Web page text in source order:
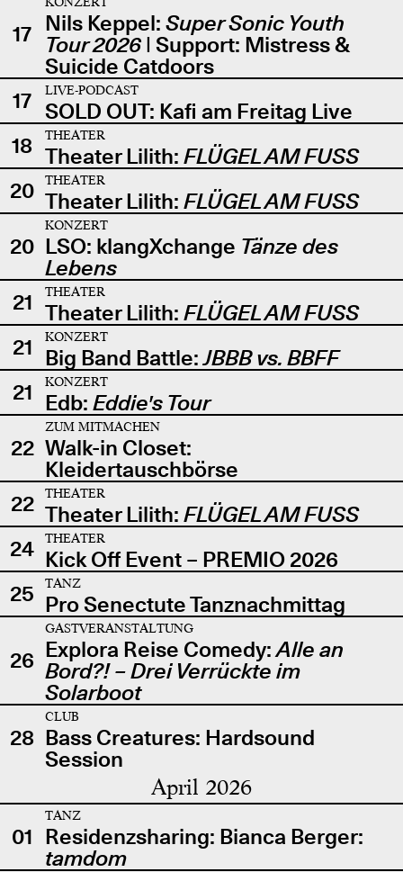
17 Nils Keppel: Super Sonic Youth
Tour 2026| Support: Mistress &
Suicide Catdoors
17
LIVE-PODCAST
SOLD OUT: Kafi am Freitag Live
18
THEATER
Theater Lilith: FLÜGEL AM FUSS
20
THEATER
Theater Lilith: FLÜGEL AM FUSS
20
KONZERT
LSO: klangXchange Tänze des
Lebens
21
THEATER
Theater Lilith: FLÜGEL AM FUSS
21
KONZERT
Big Band Battle:JBBB vs. BBFF
21
KONZERT
Edb: Eddie's Tour
22
ZUM MITMACHEN
Walk-in Closet:
Kleidertauschbörse
22
THEATER
Theater Lilith: FLÜGEL AM FUSS
24
THEATER
Kick Off Event – PREMIO 2026
25
TANZ
Pro Senectute Tanznachmittag
26
GASTVERANSTALTUNG
Explora Reise Comedy:Alle an
Bord?! – Drei Verrückte im
Solarboot
28
CLUB
Bass Creatures: Hardsound
Session
April 2026
01
TANZ
Residenzsharing: Bianca Berger:
tamdom